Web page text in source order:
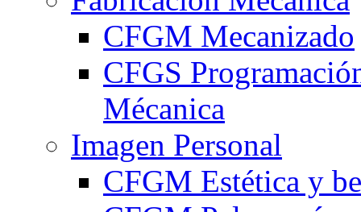
CFGM Mecanizado
CFGS
Mécanica
Imagen Personal
CFGM Estética y